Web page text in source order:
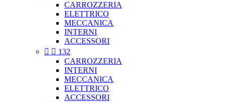
CARROZZERIA
ELETTRICO
MECCANICA
INTERNI
ACCESSORI
  132
CARROZZERIA
INTERNI
MECCANICA
ELETTRICO
ACCESSORI